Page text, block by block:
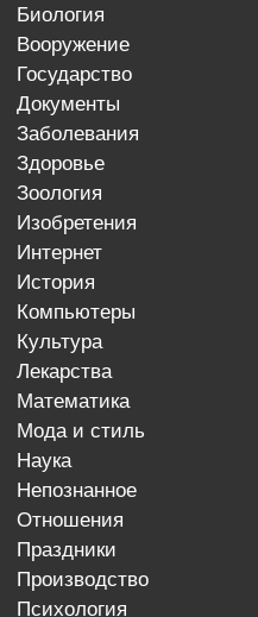
биология
вооружение
государство
документы
заболевания
здоровье
зоология
изобретения
интернет
история
компьютеры
культура
лекарства
математика
мода и стиль
наука
непознанное
отношения
праздники
производство
психология